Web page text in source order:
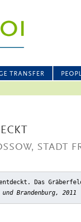
TRANSFER
STADT
Das
Brandenburg, 2011